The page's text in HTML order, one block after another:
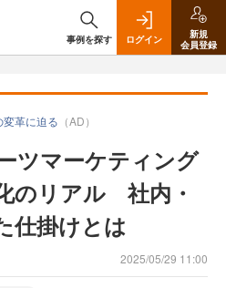
事例を探す ログイン
新規
会員登録
革に迫る （AD）
ツマーケティング
のリアル 社内・
仕掛けとは
2025/05/29 11:00